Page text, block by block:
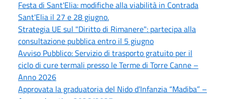
Festa di Sant'Elia: modifiche alla viabilità in Contrada
Sant'Elia il 27 e 28 giugno.
Strategia UE sul "Diritto di Rimanere": partecipa alla
consultazione pubblica entro il 5 giugno
Avviso Pubblico: Servizio di trasporto gratuito per il
ciclo di cure termali presso le Terme di Torre Canne –
Anno 2026
Approvata la graduatoria del Nido d’Infanzia “Madiba” –